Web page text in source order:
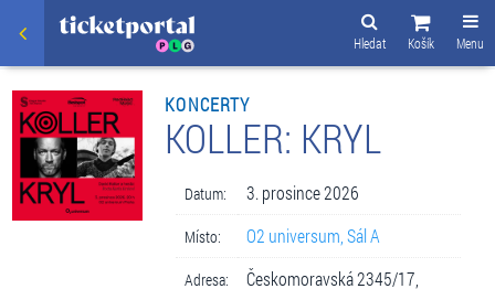
Menu
Košík
Hledat
KONCERTY
KOLLER: KRYL
Datum: 3. prosince 2026
Místo: O2 universum, Sál A
Adresa:
Českomoravská 2345/17,